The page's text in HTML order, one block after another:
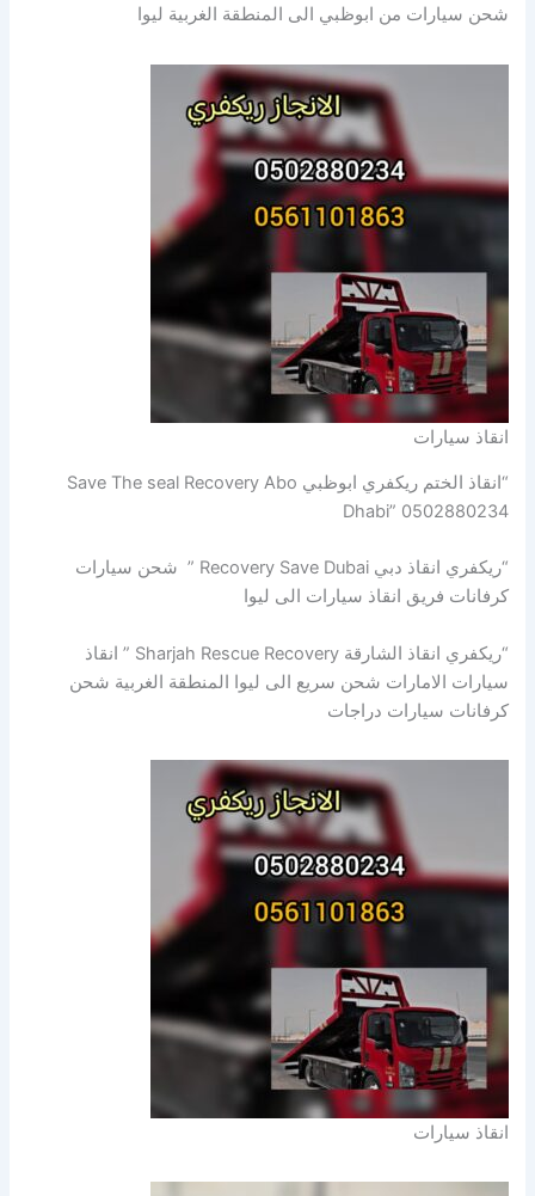
شحن سيارات من ابوظبي الى المنطقة الغربية ليوا
انقاذ سيارات
“انقاذ الختم ريكفري ابوظبي Save The seal Recovery Abo
Dhabi” 0502880234
“ريكفري انقاذ دبي Recovery Save Dubai ” شحن سيارات
كرفانات فريق انقاذ سيارات الى ليوا
“ريكفري انقاذ الشارقة Sharjah Rescue Recovery ” انقاذ
سيارات الامارات شحن سريع الى ليوا المنطقة الغربية شحن
كرفانات سيارات دراجات
انقاذ سيارات